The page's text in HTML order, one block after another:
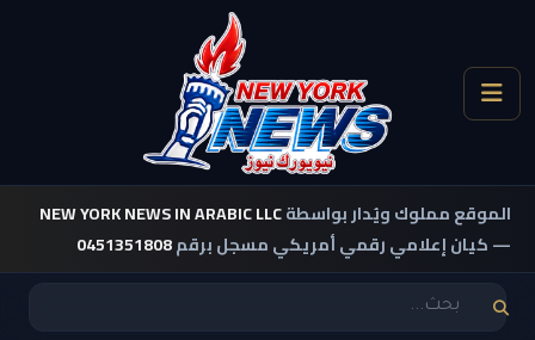
الموقع مملوك ويُدار بواسطةNEW YORK NEWS IN ARABIC LLC
— كيان إعلامي رقمي أمريكي مسجل برقم0451351808